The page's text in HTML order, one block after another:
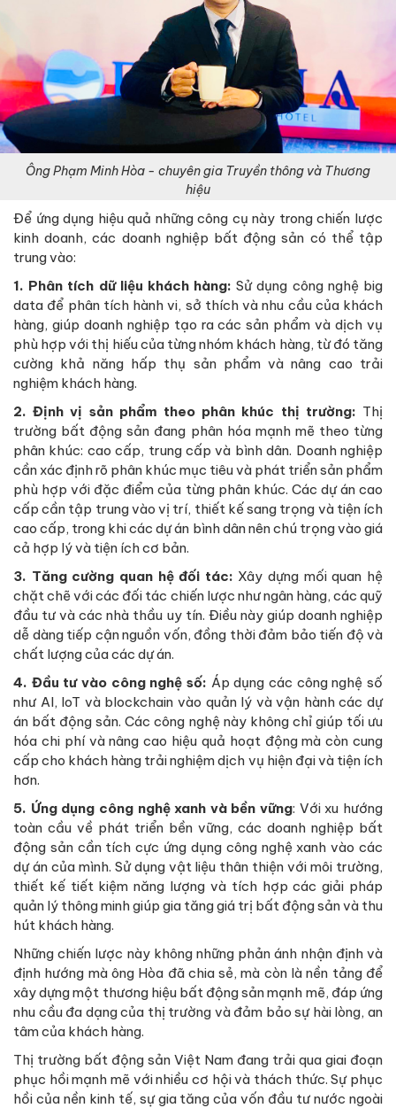
Ông Phạm Minh Hòa - chuyên gia Truyền thông và Thương
hiệu
Để ứng dụng hiệu quả những công cụ này trong chiến lược
kinh doanh, các doanh nghiệp bất động sản có thể tập
trung vào:
1. Phân tích dữ liệu khách hàng: Sử dụng công nghệ big
data để phân tích hành vi, sở thích và nhu cầu của khách
hàng, giúp doanh nghiệp tạo ra các sản phẩm và dịch vụ
phù hợp với thị hiếu của từng nhóm khách hàng, từ đó tăng
cường khả năng hấp thụ sản phẩm và nâng cao trải
nghiệm khách hàng.
2. Định vị sản phẩm theo phân khúc thị trường: Thị
trường bất động sản đang phân hóa mạnh mẽ theo từng
phân khúc: cao cấp, trung cấp và bình dân. Doanh nghiệp
cần xác định rõ phân khúc mục tiêu và phát triển sản phẩm
phù hợp với đặc điểm của từng phân khúc. Các dự án cao
cấp cần tập trung vào vị trí, thiết kế sang trọng và tiện ích
cao cấp, trong khi các dự án bình dân nên chú trọng vào giá
cả hợp lý và tiện ích cơ bản.
3. Tăng cường quan hệ đối tác: Xây dựng mối quan hệ
chặt chẽ với các đối tác chiến lược như ngân hàng, các quỹ
đầu tư và các nhà thầu uy tín. Điều này giúp doanh nghiệp
dễ dàng tiếp cận nguồn vốn, đồng thời đảm bảo tiến độ và
chất lượng của các dự án.
4. Đầu tư vào công nghệ số: Áp dụng các công nghệ số
như AI, IoT và blockchain vào quản lý và vận hành các dự
án bất động sản. Các công nghệ này không chỉ giúp tối ưu
hóa chi phí và nâng cao hiệu quả hoạt động mà còn cung
cấp cho khách hàng trải nghiệm dịch vụ hiện đại và tiện ích
hơn.
5. Ứng dụng công nghệ xanh và bền vững: Với xu hướng
toàn cầu về phát triển bền vững, các doanh nghiệp bất
động sản cần tích cực ứng dụng công nghệ xanh vào các
dự án của mình. Sử dụng vật liệu thân thiện với môi trường,
thiết kế tiết kiệm năng lượng và tích hợp các giải pháp
quản lý thông minh giúp gia tăng giá trị bất động sản và thu
hút khách hàng.
Những chiến lược này không những phản ánh nhận định và
định hướng mà ông Hòa đã chia sẻ, mà còn là nền tảng để
xây dựng một thương hiệu bất động sản mạnh mẽ, đáp ứng
nhu cầu đa dạng của thị trường và đảm bảo sự hài lòng, an
tâm của khách hàng.
Thị trường bất động sản Việt Nam đang trải qua giai đoạn
phục hồi mạnh mẽ với nhiều cơ hội và thách thức. Sự phục
hồi của nền kinh tế, sự gia tăng của vốn đầu tư nước ngoài